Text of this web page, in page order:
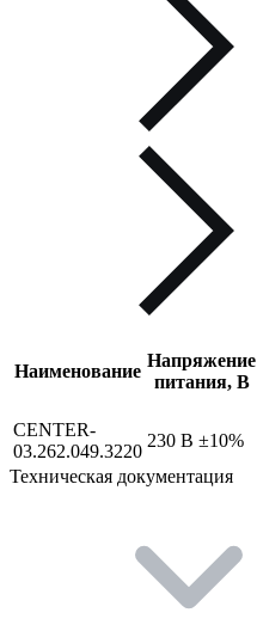
Наименование
Напряжение
питания, В
CENTER-
03.262.049.3220
230 В ±10%
Техническая документация